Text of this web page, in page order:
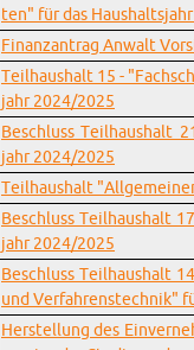
ten" für das
Fi­nanz­an­trag An­walt
Teil­haus­halt 15 -
jahr 2024/2025
Be­schluss Teil­haus­halt
jahr 2024/2025
Teil­haus­halt
Be­schluss Teil­haus­halt
jahr 2024/2025
Be­schluss Teil­haus­halt
und Ver­fah­rens­tech­nik"
Her­stel­lung des